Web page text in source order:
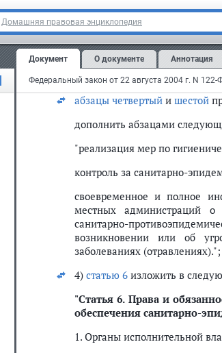
Домашняя правовая энциклопедия
Документ О документе Аннотация
Федерации в области
средств.";
2) встатье 3слова ", законов
3) встатье 5:
абзацы четвертый и шестой
дополнить абзацами
"реализация мер по
контроль за санитарно-
своевременное и полное
местных администраций о
санитарно-
возникновении или об
заболеваниях (отравлениях).";
4) статью 6 изложить в
"Статья 6. Права и
обеспечения санитарно-
1. Органы исполнительной